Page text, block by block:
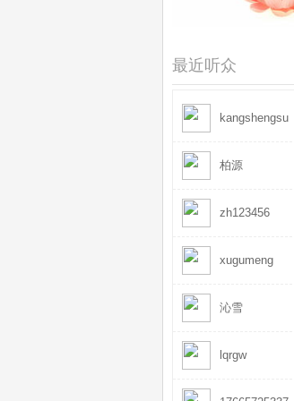
佛光山版 - 弥陀圣号
最近听众
kangshengsu
柏源
zh123456
xugumeng
沁雪
lqrgw